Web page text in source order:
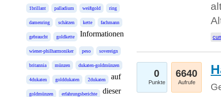
1brillant palladium weißgold ring
damenring schätzen kette fachmann
gebraucht goldkette
wiener-philharmoniker peso sovereign
britannia münzen dukaten-goldmünzen
4dukaten golddukaten 2dukaten
goldmünzen erfahrungsberichte
Informationen
auf
dieser
0
Punkte
6640
Aufrufe